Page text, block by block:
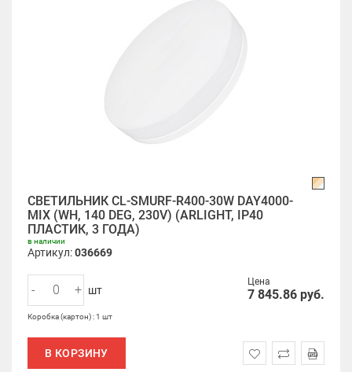
СВЕТИЛЬНИК CL-SMURF-R400-30W DAY4000-
MIX (WH, 140 DEG, 230V) (ARLIGHT, IP40
ПЛАСТИК, 3 ГОДА)
в наличии
Артикул:036669
Цена
7 845.86 руб.
- + шт
Коробка (картон) : 1 шт
В КОРЗИНУ